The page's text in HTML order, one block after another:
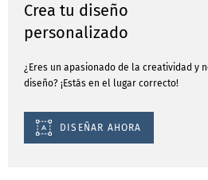
Crea tu diseño
personalizado
¿Eres un apasionado de la creatividad y
diseño? ¡Estás en el lugar correcto!
DISEÑAR AHORA